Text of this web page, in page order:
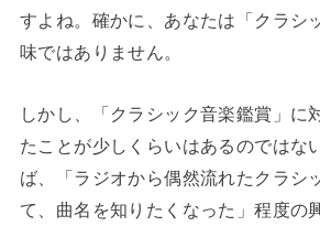
すよね。確かに、あなたは「クラシ
味ではありません。
しかし、「クラシック音楽鑑賞」に
たことが少しくらいはあるのではな
ば、「ラジオから偶然流れたクラシ
て、曲名を知りたくなった」程度の